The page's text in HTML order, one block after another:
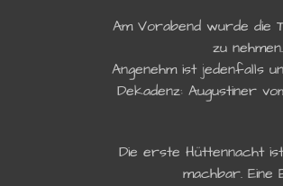
Am Vorabend wurde die
zu
Angenehm ist jedenfalls
Dekadenz: Augustiner
Die erste Hüttennacht
machbar. Eine